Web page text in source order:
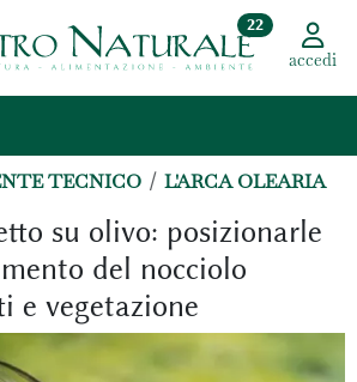
22
accedi
TECNICO L'ARCA OLEARIA
su olivo: posizionarle
del nocciolo
e vegetazione